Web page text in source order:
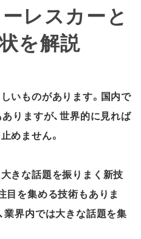
レスカーと
を解説
いものがあります。国内で
ありますが、世界的に見れば
めません。
きな話題を振りまく新技
目を集める技術もありま
業界内では大きな話題を集